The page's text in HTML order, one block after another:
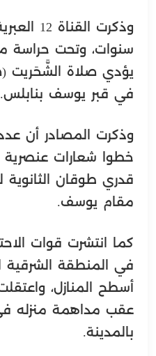
وذكرت
سنوات، وتحت حراسة
يؤدي صلاة الشَّحَريت
في قبر يوسف بنابلس.
وذكرت المصادر أن
خطوا شعارات
قدري طوقان الثانوية
مقام يوسف.
كما انتشرت قوات
في المنطقة الشرقية
أسطح المنازل،
عقب مداهمة منزله
بالمدينة.